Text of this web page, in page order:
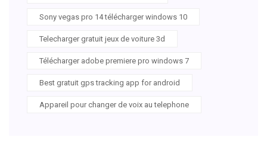
Sony vegas pro 14 télécharger windows 10
Telecharger gratuit jeux de voiture 3d
Télécharger adobe premiere pro windows 7
Best gratuit gps tracking app for android
Appareil pour changer de voix au telephone